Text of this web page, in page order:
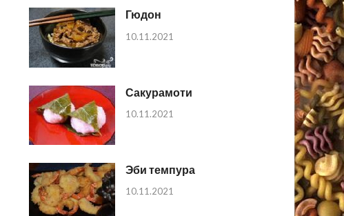
Гюдон
10.11.2021
Сакурамоти
10.11.2021
Эби темпура
10.11.2021